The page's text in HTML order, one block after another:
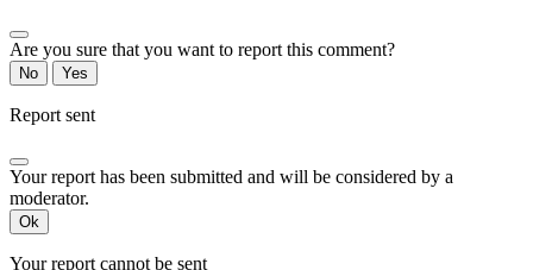
Are you sure that you want to report this comment?
No Yes
Report sent
Your report has been submitted and will be considered by a
moderator.
Ok
Your report cannot be sent